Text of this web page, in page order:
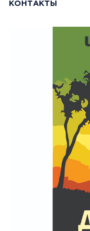
КОНТАКТЫ